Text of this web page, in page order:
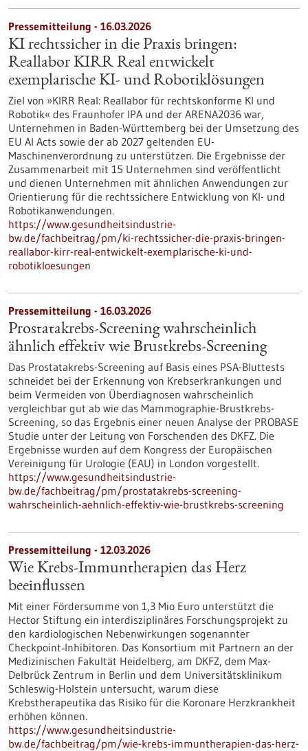
Pressemitteilung - 16.03.2026
KI rechtssicher in die Praxis bringen:
Reallabor KIRR Real entwickelt
exemplarische KI- und Robotiklösungen
Ziel von »KIRR Real: Reallabor für rechtskonforme KI und
Robotik« des Fraunhofer IPA und der ARENA2036 war,
Unternehmen in Baden-Württemberg bei der Umsetzung des
EU AI Acts sowie der ab 2027 geltenden EU-
Maschinenverordnung zu unterstützen. Die Ergebnisse der
Zusammenarbeit mit 15 Unternehmen sind veröffentlicht
und dienen Unternehmen mit ähnlichen Anwendungen zur
Orientierung für die rechtssichere Entwicklung von KI- und
Robotikanwendungen.
https://www.gesundheitsindustrie-
bw.de/fachbeitrag/pm/ki-rechtssicher-die-praxis-bringen-
reallabor-kirr-real-entwickelt-exemplarische-ki-und-
robotikloesungen
Pressemitteilung - 16.03.2026
Prostatakrebs-Screening wahrscheinlich
ähnlich effektiv wie Brustkrebs-Screening
Das Prostatakrebs-Screening auf Basis eines PSA-Bluttests
schneidet bei der Erkennung von Krebserkrankungen und
beim Vermeiden von Überdiagnosen wahrscheinlich
vergleichbar gut ab wie das Mammographie-Brustkrebs-
Screening, so das Ergebnis einer neuen Analyse der PROBASE
Studie unter der Leitung von Forschenden des DKFZ. Die
Ergebnisse wurden auf dem Kongress der Europäischen
Vereinigung für Urologie (EAU) in London vorgestellt.
https://www.gesundheitsindustrie-
bw.de/fachbeitrag/pm/prostatakrebs-screening-
wahrscheinlich-aehnlich-effektiv-wie-brustkrebs-screening
Pressemitteilung - 12.03.2026
Wie Krebs-Immuntherapien das Herz
beeinflussen
Mit einer Fördersumme von 1,3 Mio Euro unterstützt die
Hector Stiftung ein interdisziplinäres Forschungsprojekt zu
den kardiologischen Nebenwirkungen sogenannter
Checkpoint‑Inhibitoren. Das Konsortium mit Partnern an der
Medizinischen Fakultät Heidelberg, am DKFZ, dem Max-
Delbrück Zentrum in Berlin und dem Universitätsklinikum
Schleswig-Holstein untersucht, warum diese
Krebstherapeutika das Risiko für die Koronare Herzkrankheit
erhöhen können.
https://www.gesundheitsindustrie-
bw.de/fachbeitrag/pm/wie-krebs-immuntherapien-das-herz-